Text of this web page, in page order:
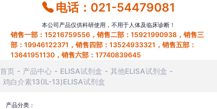
电话：021-54479081
本公司产品仅供科研使用，不用于人体及临床诊断！
销售一部：15216759556，销售二部：15921990938，销售三
部：19946122371，销售四部：13524933321，销售五部：
13641951130，销售六部：17740839645
首页 产品中心 ELISA试剂盒
其他ELISA试剂盒
鸡白介素13(IL-13)ELISA试剂盒
产品分类：